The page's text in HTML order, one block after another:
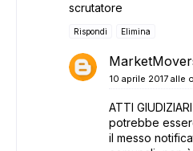
scrutatore
Rispondi Elimina
10 aprile 2017 alle
ATTI
potrebbe
il messo